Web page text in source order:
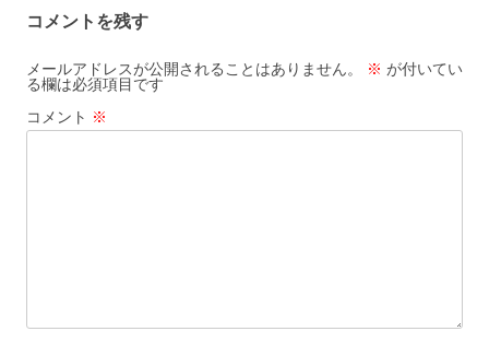
ゲ
ー
シ
ョ
コメントを残す
メールアドレスが公開されることはありません。 ※ が付いてい
る欄は必須項目です
コメント ※